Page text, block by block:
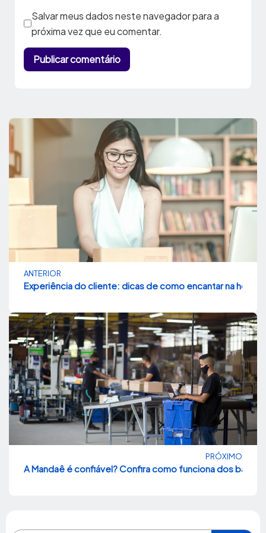
Salvar meus dados neste navegador para a
próxima vez que eu comentar.
ANTERIOR
Experiência do cliente: dicas de como encantar na hora
PRÓXIMO
A Mandaê é confiável? Confira como funciona dos